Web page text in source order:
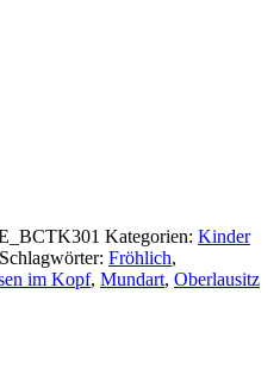
Kategorien: Kinder
Schlagwörter: Fröhlich,
im Kopf, Mundart, Oberlausitz